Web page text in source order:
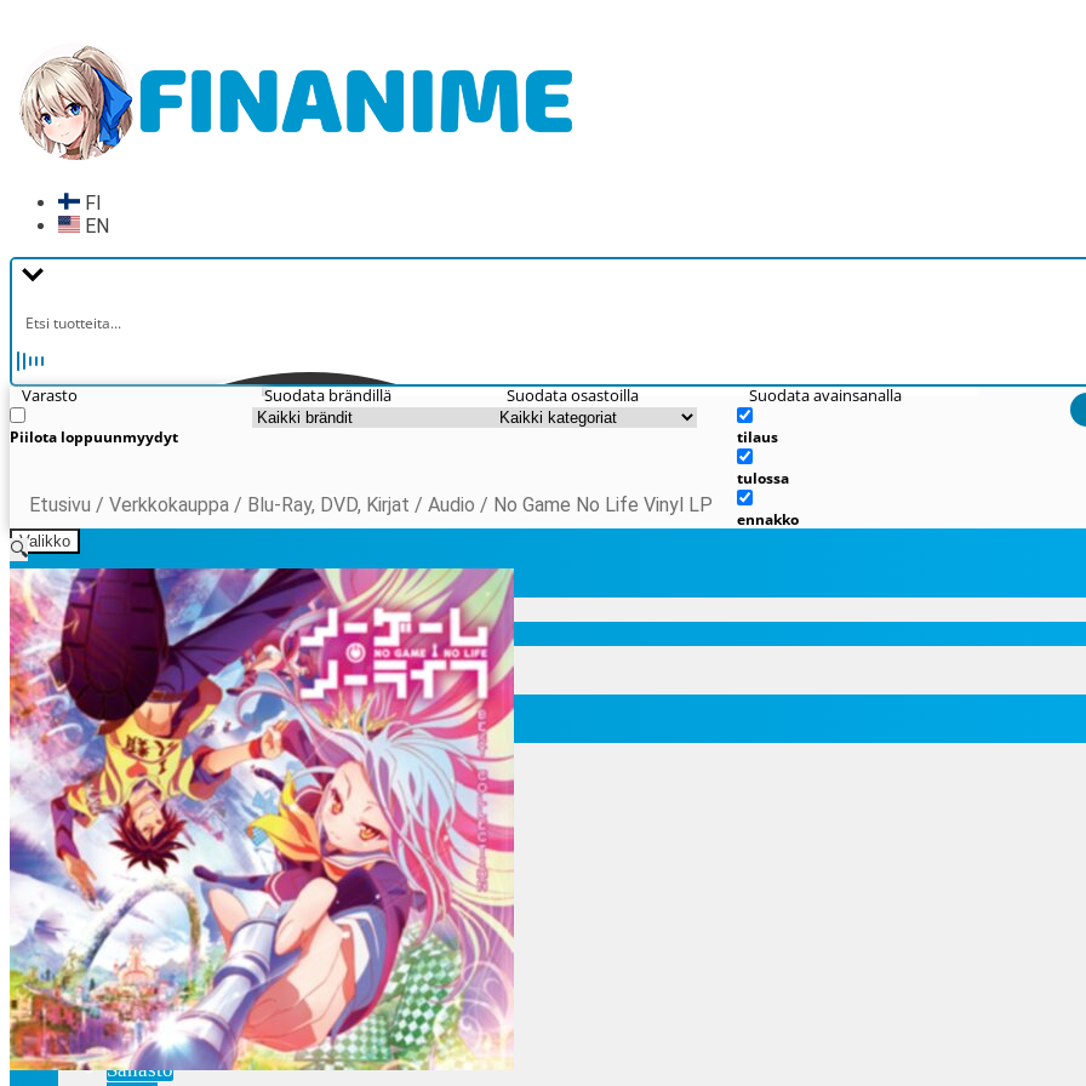
navigointiin
sisältöön
FI
EN
Varasto
Piilota loppuunmyydyt
Suodata brändillä Suodata osastoilla Suodata avainsanalla
tilaus
tulossa
ennakko
Valikko
Etusivu
Ajankohtaisia asioita
Verkkokauppa
Mitä lahjaksi animefanille?
Viimeksi saapuneita
Myymälä & Showroom
Resurssit
Figuurien keräily harrastukse …
Tapahtumat
Anime-retket
Huomioitavia asioita
Anohana
Clannad
Elfen Lied
Fate/Stay Night & Fate/Zero
Haruhi Suzumiya
Higurashi
Kimi no Na Wa
Miss Kobayashi’s Dragon Maid
Oreimo
Sanasto
Etusivu / Verkkokauppa / Blu-Ray, DVD, Kirjat / Audio / No Game No Life Vinyl LP
🔍